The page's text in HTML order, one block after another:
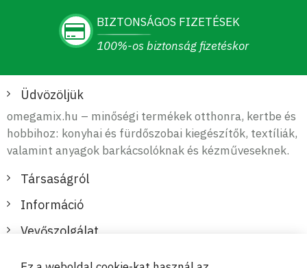
BIZTONSÁGOS FIZETÉSEK
100%-os biztonság fizetéskor
Üdvözöljük
omegamix.hu – minőségi termékek otthonra, kertbe és
hobbihoz: konyhai és fürdőszobai kiegészítők, textíliák,
valamint anyagok barkácsolóknak és kézműveseknek.
Társaságról
Információ
Vevőszolgálat